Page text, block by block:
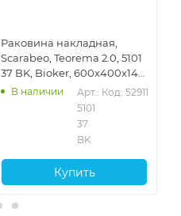
Раковина накладная,
Scarabeo, Teorema 2.0, 5101
37 BK, Bioker, 600x400x140,
без отверстия для
смесителя и без перелива,
В наличии
Арт.:
5101
37
BK
Код: 52911
Купить